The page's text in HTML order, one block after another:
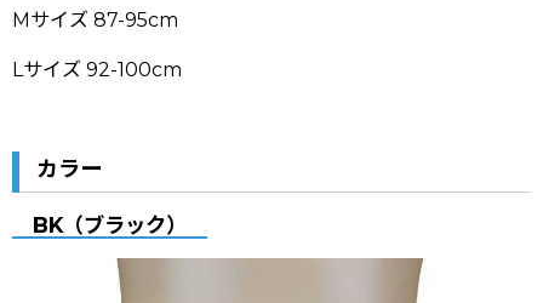
Mサイズ 87-95cm
Lサイズ 92-100cm
カラー
BK（ブラック）